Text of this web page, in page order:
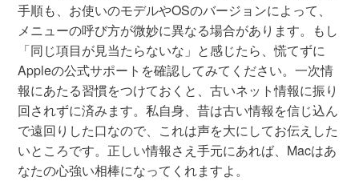
手順も、お使いのモデルやOSのバージョンによって、
メニューの呼び方が微妙に異なる場合があります。もし
「同じ項目が見当たらないな」と感じたら、慌てずに
Appleの公式サポートを確認してみてください。一次情
報にあたる習慣をつけておくと、古いネット情報に振り
回されずに済みます。私自身、昔は古い情報を信じ込ん
で遠回りした口なので、これは声を大にしてお伝えした
いところです。正しい情報さえ手元にあれば、Macはあ
なたの心強い相棒になってくれますよ。